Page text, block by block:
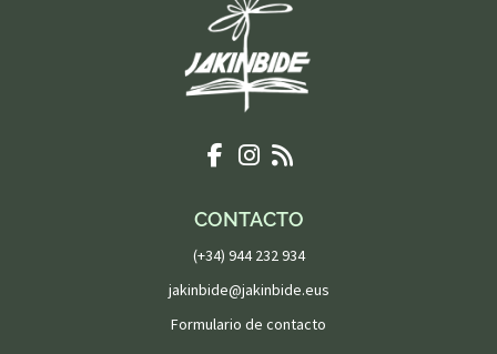
CONTACTO
(+34) 944 232 934
jakinbide@jakinbide.eus
Formulario de contacto